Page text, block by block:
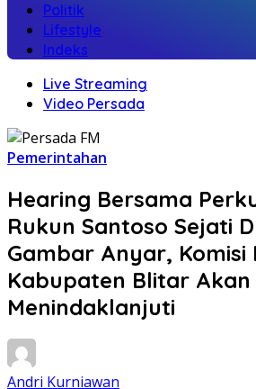
Politik
Lifestyle
Indeks
Live Streaming
Video Persada
Pemerintahan
Hearing Bersama
Rukun Santoso Sejati
Gambar Anyar, Komisi
Kabupaten Blitar Akan
Menindaklanjuti
Andri Kurniawan